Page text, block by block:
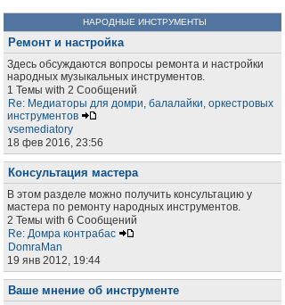
НАРОДНЫЕ ИНСТРУМЕНТЫ
Ремонт и настройка
Здесь обсуждаются вопросы ремонта и настройки
народных музыкальных инструментов.
1 Темы with 2 Сообщений
Re: Медиаторы для домри, балалайки, оркестровых
инструментов
vsemediatory
18 фев 2016, 23:56
Консультация мастера
В этом разделе можно получить консультацию у
мастера по ремонту народных инструментов.
2 Темы with 6 Сообщений
Re: Домра контрабас
DomraMan
19 янв 2012, 19:44
Ваше мнение об инструменте